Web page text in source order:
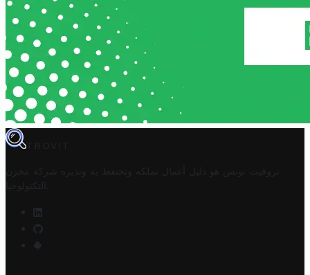
TROVIT
تروفيت تونس هو دليل أعمال تملكه وتحتفظ به وتديره
شركة مخزن
التكنولوجيا